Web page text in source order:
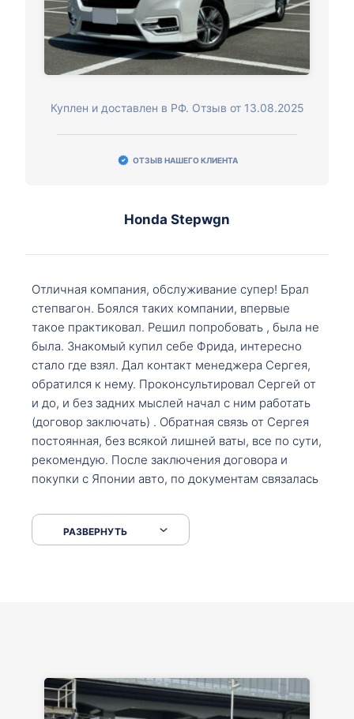
Куплен и доставлен в РФ. Отзыв от 13.08.2025
ОТЗЫВ НАШЕГО КЛИЕНТА
Honda Stepwgn
Отличная компания, обслуживание супер! Брал
степвагон. Боялся таких компании, впервые
такое практиковал. Решил попробовать , была не
была. Знакомый купил себе Фрида, интересно
стало где взял. Дал контакт менеджера Сергея,
обратился к нему. Проконсультировал Сергей от
и до, и без задних мыслей начал с ним работать
(договор заключать) . Обратная связь от Сергея
постоянная, без всякой лишней ваты, все по сути,
рекомендую. После заключения договора и
покупки с Японии авто, по документам связалась
что заполнить, куда зайти, образцы и т.д. После
приехал за авто. Меня тепло встретили Сергей с
РАЗВЕРНУТЬ